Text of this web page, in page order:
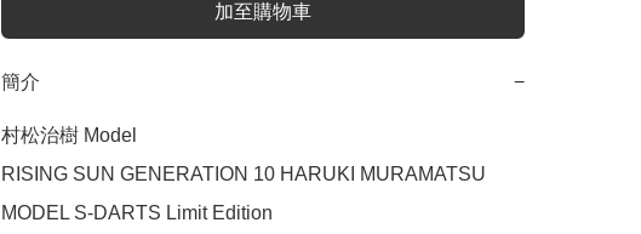
加至購物車
簡介 −
村松治樹 Model
RISING SUN GENERATION 10 HARUKI MURAMATSU
MODEL S-DARTS Limit Edition